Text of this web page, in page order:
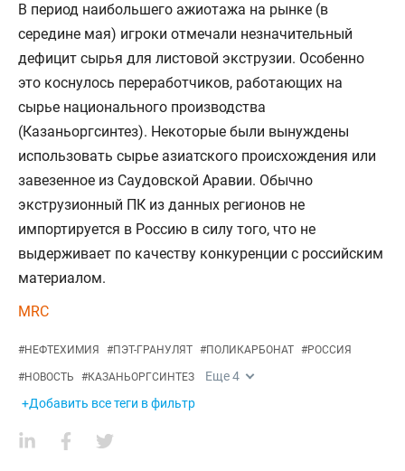
В период наибольшего ажиотажа на рынке (в
середине мая) игроки отмечали незначительный
дефицит сырья для листовой экструзии. Особенно
это коснулось переработчиков, работающих на
сырье национального производства
(Казаньоргсинтез). Некоторые были вынуждены
использовать сырье азиатского происхождения или
завезенное из Саудовской Аравии. Обычно
экструзионный ПК из данных регионов не
импортируется в Россию в силу того, что не
выдерживает по качеству конкуренции с российским
материалом.
MRC
#НЕФТЕХИМИЯ #ПЭТ-ГРАНУЛЯТ #ПОЛИКАРБОНАТ #РОССИЯ
#НОВОСТЬ #КАЗАНЬОРГСИНТЕЗ Еще4
+Добавить все теги в фильтр